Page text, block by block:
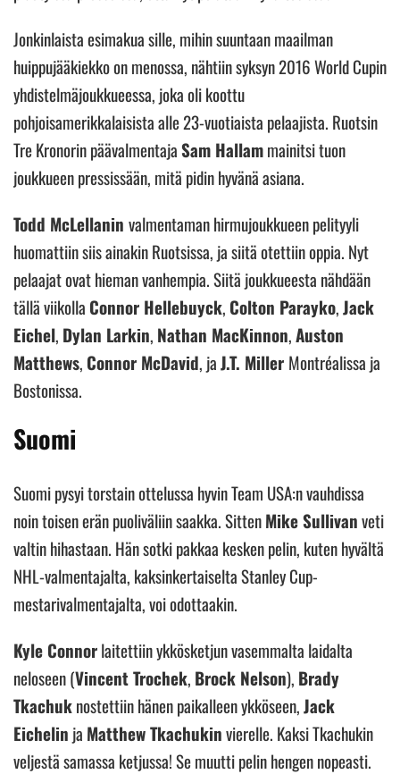
Jonkinlaista esimakua sille, mihin suuntaan maailman
huippujääkiekko on menossa, nähtiin syksyn 2016 World Cupin
yhdistelmäjoukkueessa, joka oli koottu
pohjoisamerikkalaisista alle 23-vuotiaista pelaajista. Ruotsin
Tre Kronorin päävalmentajaSam Hallammainitsi tuon
joukkueen pressissään, mitä pidin hyvänä asiana.
Todd McLellanin valmentaman hirmujoukkueen pelityyli
huomattiin siis ainakin Ruotsissa, ja siitä otettiin oppia. Nyt
pelaajat ovat hieman vanhempia. Siitä joukkueesta nähdään
tällä viikolla Connor Hellebuyck, Colton Parayko,Jack
Eichel, Dylan Larkin, Nathan MacKinnon,Auston
Matthews, Connor McDavid, jaJ.T. Miller Montréalissa ja
Bostonissa.
Suomi
Suomi pysyi torstain ottelussa hyvin Team USA:n vauhdissa
noin toisen erän puoliväliin saakka. SittenMike Sullivanveti
valtin hihastaan. Hän sotki pakkaa kesken pelin, kuten hyvältä
NHL-valmentajalta, kaksinkertaiselta Stanley Cup-
mestarivalmentajalta, voi odottaakin.
Kyle Connorlaitettiin ykkösketjun vasemmalta laidalta
neloseen (Vincent Trochek, Brock Nelson), Brady
Tkachuknostettiin hänen paikalleen ykköseen,Jack
Eichelin ja Matthew Tkachukinvierelle. Kaksi Tkachukin
veljestä samassa ketjussa! Se muutti pelin hengen nopeasti.